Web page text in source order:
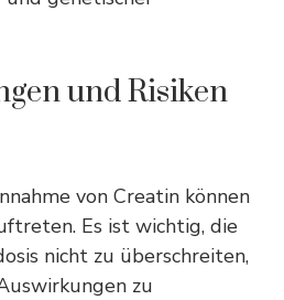
und Risiken
von Creatin können
Es ist wichtig, die
nicht zu überschreiten,
zu